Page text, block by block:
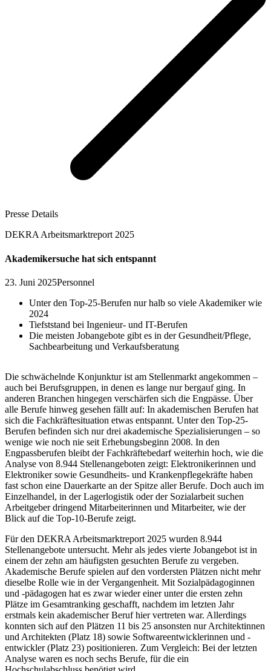
Presse Details
DEKRA Arbeitsmarktreport 2025
Akademikersuche hat sich entspannt
23. Juni 2025Personnel
Unter den Top-25-Berufen nur halb so viele Akademiker wie
2024
Tiefststand bei Ingenieur- und IT-Berufen
Die meisten Jobangebote gibt es in der Gesundheit/Pflege,
Sachbearbeitung und Verkaufsberatung
Die schwächelnde Konjunktur ist am Stellenmarkt angekommen –
auch bei Berufsgruppen, in denen es lange nur bergauf ging. In
anderen Branchen hingegen verschärfen sich die Engpässe. Über
alle Berufe hinweg gesehen fällt auf: In akademischen Berufen hat
sich die Fachkräftesituation etwas entspannt. Unter den Top-25-
Berufen befinden sich nur drei akademische Spezialisierungen – so
wenige wie noch nie seit Erhebungsbeginn 2008. In den
Engpassberufen bleibt der Fachkräftebedarf weiterhin hoch, wie die
Analyse von 8.944 Stellenangeboten zeigt: Elektronikerinnen und
Elektroniker sowie Gesundheits- und Krankenpflegekräfte haben
fast schon eine Dauerkarte an der Spitze aller Berufe. Doch auch im
Einzelhandel, in der Lagerlogistik oder der Sozialarbeit suchen
Arbeitgeber dringend Mitarbeiterinnen und Mitarbeiter, wie der
Blick auf die Top-10-Berufe zeigt.
Für den DEKRA Arbeitsmarktreport 2025 wurden 8.944
Stellenangebote untersucht. Mehr als jedes vierte Jobangebot ist in
einem der zehn am häufigsten gesuchten Berufe zu vergeben.
Akademische Berufe spielen auf den vordersten Plätzen nicht mehr
dieselbe Rolle wie in der Vergangenheit. Mit Sozialpädagoginnen
und -pädagogen hat es zwar wieder einer unter die ersten zehn
Plätze im Gesamtranking geschafft, nachdem im letzten Jahr
erstmals kein akademischer Beruf hier vertreten war. Allerdings
konnten sich auf den Plätzen 11 bis 25 ansonsten nur Architektinnen
und Architekten (Platz 18) sowie Softwareentwicklerinnen und -
entwickler (Platz 23) positionieren. Zum Vergleich: Bei der letzten
Analyse waren es noch sechs Berufe, für die ein